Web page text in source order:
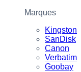
Marques
Kingston
SanDisk
Canon
Verbatim
Goobay